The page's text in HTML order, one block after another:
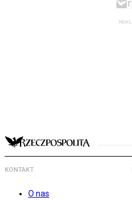
KONTAKT
O nas